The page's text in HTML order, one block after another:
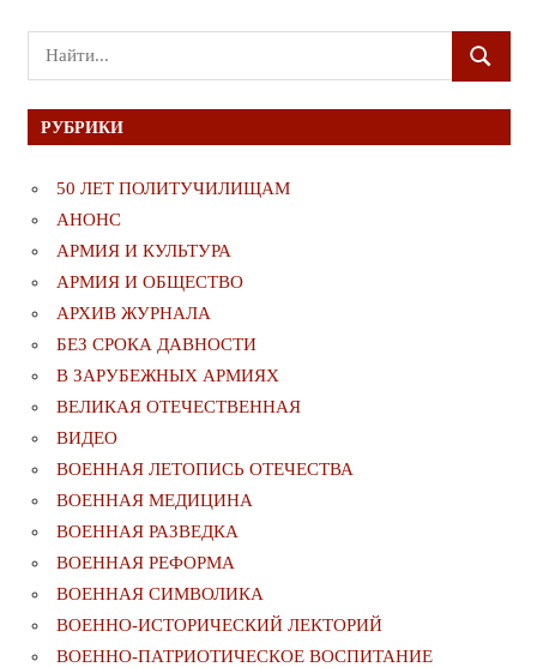
Поиск
для:
ПОИСК
РУБРИКИ
50 ЛЕТ ПОЛИТУЧИЛИЩАМ
АНОНС
АРМИЯ И КУЛЬТУРА
АРМИЯ И ОБЩЕСТВО
АРХИВ ЖУРНАЛА
БЕЗ СРОКА ДАВНОСТИ
В ЗАРУБЕЖНЫХ АРМИЯХ
ВЕЛИКАЯ ОТЕЧЕСТВЕННАЯ
ВИДЕО
ВОЕННАЯ ЛЕТОПИСЬ ОТЕЧЕСТВА
ВОЕННАЯ МЕДИЦИНА
ВОЕННАЯ РАЗВЕДКА
ВОЕННАЯ РЕФОРМА
ВОЕННАЯ СИМВОЛИКА
ВОЕННО-ИСТОРИЧЕСКИЙ ЛЕКТОРИЙ
ВОЕННО-ПАТРИОТИЧЕСКОЕ ВОСПИТАНИЕ